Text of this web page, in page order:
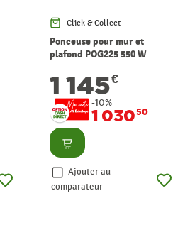
Click & Collect
Ponceuse pour mur et
plafond POG225 550 W
1 145€
-10%
1 03050
Consulter
Ajouter au
comparateur